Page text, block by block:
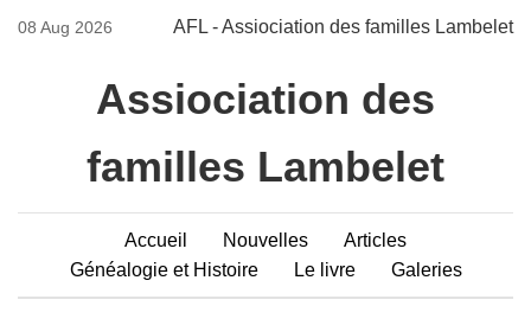
08 Aug 2026 AFL - Assiociation des familles Lambelet
Assiociation des
familles Lambelet
Accueil Nouvelles
Articles
Généalogie et Histoire
Le livre Galeries